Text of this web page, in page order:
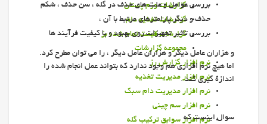
گزارشات ورم پستان
گزارشات تغذیه دام
گزارشات قیمت تمام شده بز
مجموعه گزارشات
نرم افزار گزارش رز
نرم افزار مديريت تغذيه
نرم افزار مدیریت دام سبک
نرم افزار سم چيني
نرم افزار سوابق تركيب گله
بررسی عوامل و علت هاي حذف در گله ، سن حذف ، شكم
حذف و ديگر پارامترهاي مرتبط با آن ،
بررسی تاثیر تجهیزات روی بهبود و يا كيفيت فرآیند ها
و هزاران عامل ديگر و هزاران عامل دیگر ، را می توان مطرح کرد.
اما هيچ نرم افزاري هم وجود ندارد كه بتواند عمل انجام شده را
اندازه گيري كند .
سوال اینست که